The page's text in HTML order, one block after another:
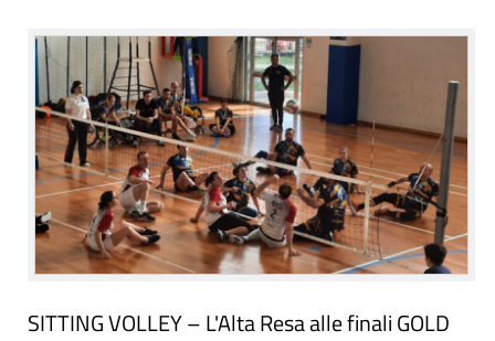
SITTING VOLLEY – L'Alta Resa alle finali GOLD